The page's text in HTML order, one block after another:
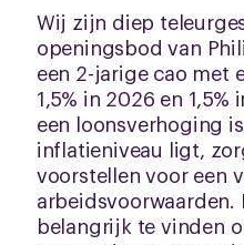
Wij zijn diep
openingsbod van
een 2-jarige cao met
1,5% in 2026 en
een loonsverhoging
inflatieniveau ligt,
voorstellen voor een
arbeidsvoorwaarden.
belangrijk te vinden